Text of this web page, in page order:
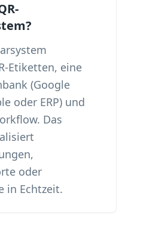
Etiketten, eine
(Google
oder ERP) und
Das
oder
in Echtzeit.